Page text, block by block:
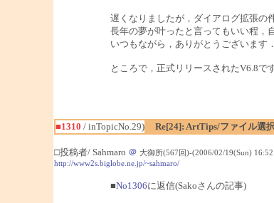
遅くなりましたが，ダイアログ拡張の
長年の夢が叶ったと言ってもいい程，
いつもながら，ありがとうございます．
ところで，正式リリースされたV6.8
■1310 / inTopicNo.29)
Re[24]: ArtTips/ファイル選
□投稿者/ Sahmaro ＠ 大御所(567回)-(2006/02/19(Sun)
http://www2s.biglobe.ne.jp/~sahmaro/
■No1306に返信(Sakoさんの記事)